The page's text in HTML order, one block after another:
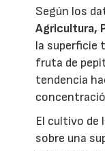
Según los
Agricultura,
la superficie
fruta de
tendencia
El cultivo de
sobre una